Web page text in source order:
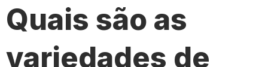
Quais são as
variedades de